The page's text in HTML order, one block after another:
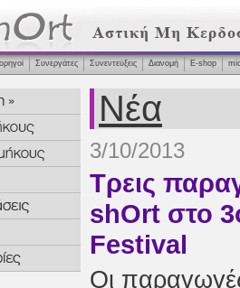
Συνεργάτες Συνεντεύξεις Διανομή Ε-shop
Νέα
3/10/2013
Τρεις
shOrt στο
Festival
Οι